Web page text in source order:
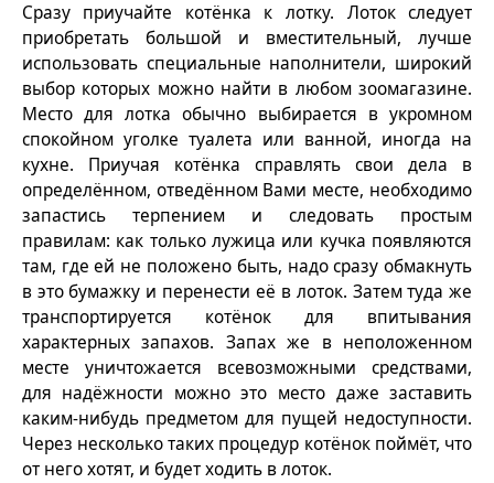
Сразу приучайте котёнка к лотку. Лоток следует
приобретать большой и вместительный, лучше
использовать специальные наполнители, широкий
выбор которых можно найти в любом зоомагазине.
Место для лотка обычно выбирается в укромном
спокойном уголке туалета или ванной, иногда на
кухне. Приучая котёнка справлять свои дела в
определённом, отведённом Вами месте, необходимо
запастись терпением и следовать простым
правилам: как только лужица или кучка появляются
там, где ей не положено быть, надо сразу обмакнуть
в это бумажку и перенести её в лоток. Затем туда же
транспортируется котёнок для впитывания
характерных запахов. Запах же в неположенном
месте уничтожается всевозможными средствами,
для надёжности можно это место даже заставить
каким-нибудь предметом для пущей недоступности.
Через несколько таких процедур котёнок поймёт, что
от него хотят, и будет ходить в лоток.